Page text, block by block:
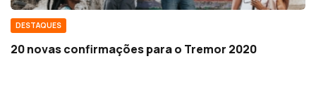
DESTAQUES
20 novas confirmações para o Tremor 2020